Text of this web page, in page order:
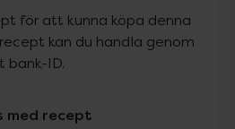
för att kunna köpa denna
kan du handla genom
bank-ID.
med recept